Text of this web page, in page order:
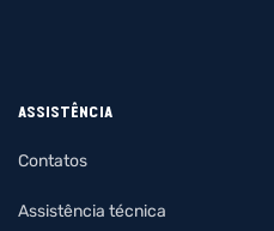
ASSISTÊNCIA
Contatos
Assistência técnica